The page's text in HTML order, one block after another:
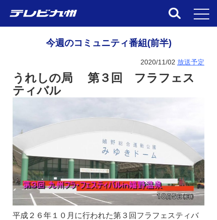
今週のコミュニティ番組(前半)
2020/11/02 放送予定
うれしの局 第３回 フラフェス
ティバル
平成２６年１０月に行われた第３回フラフェスティバ